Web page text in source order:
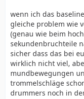
wenn ich das
gleiche problem wie
(genau wie beim
sekundenbruchteile
sicher dass das bei
wirklich nicht viel,
mundbewegungen
trommelschläge
drummers noch in